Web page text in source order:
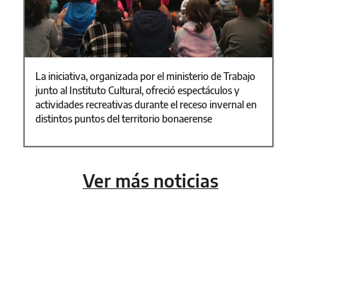
La iniciativa, organizada por el ministerio de Trabajo
junto al Instituto Cultural, ofreció espectáculos y
actividades recreativas durante el receso invernal en
distintos puntos del territorio bonaerense
Ver más noticias